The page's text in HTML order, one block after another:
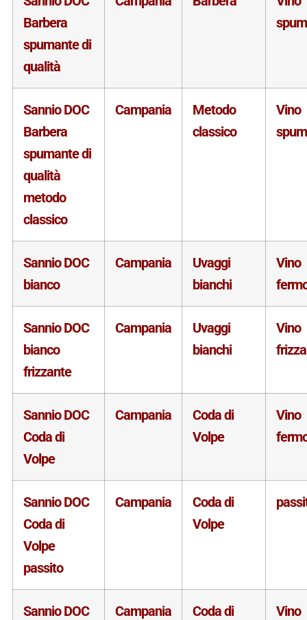
Barbera
spumante di
qualità
Sannio DOC
Barbera
spumante di
qualità
metodo
classico
Campania
Metodo
classico
Vino
Sannio DOC
bianco
Campania
Uvaggi
bianchi
Vino
Sannio DOC
bianco
frizzante
Campania
Uvaggi
bianchi
Vino
Sannio DOC
Coda di
Volpe
Campania
Coda di
Volpe
Vino
Sannio DOC
Coda di
Volpe
passito
Campania
Coda di
Volpe
Sannio DOC
Campania
Coda di
Vino